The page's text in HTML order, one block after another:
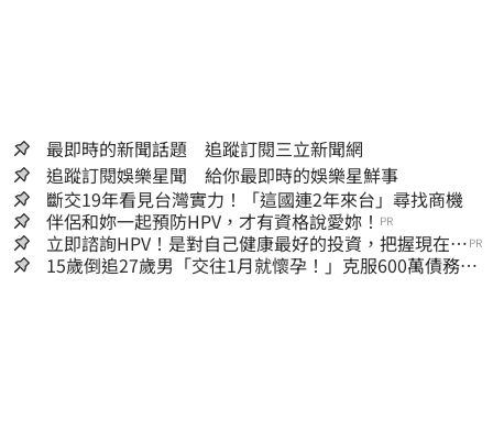
最即時的新聞話題 追蹤訂閱三立新聞網
追蹤訂閱娛樂星聞 給你最即時的娛樂星鮮事
斷交19年看見台灣實力！「這國連2年來台」尋找商機
伴侶和妳一起預防HPV，才有資格說愛妳！ PR
立即諮詢HPV！是對自己健康最好的投資，把握現在不
嫌晚！
PR
15歲倒追27歲男「交往1月就懷孕！」克服600萬債務